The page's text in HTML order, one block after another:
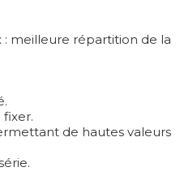
: meilleure répartition de la
fixer.
de hautes valeurs